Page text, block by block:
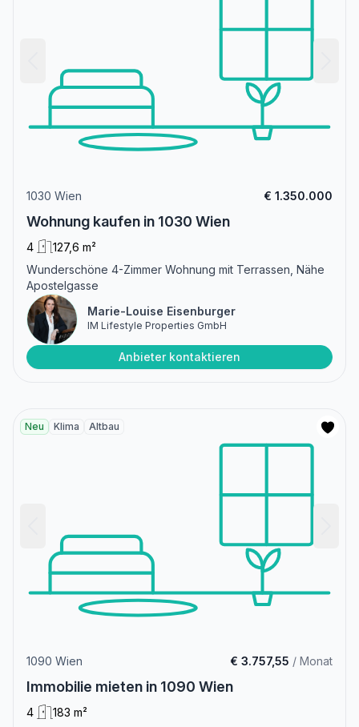
1030 Wien € 1.350.000
Wohnung kaufen in 1030 Wien
4
127,6 m²
Wunderschöne 4-Zimmer Wohnung mit Terrassen, Nähe
Apostelgasse
Marie-Louise Eisenburger
IM Lifestyle Properties GmbH
Anbieter kontaktieren
Neu Klima Altbau
1090 Wien € 3.757,55 / Monat
Immobilie mieten in 1090 Wien
4 183 m²